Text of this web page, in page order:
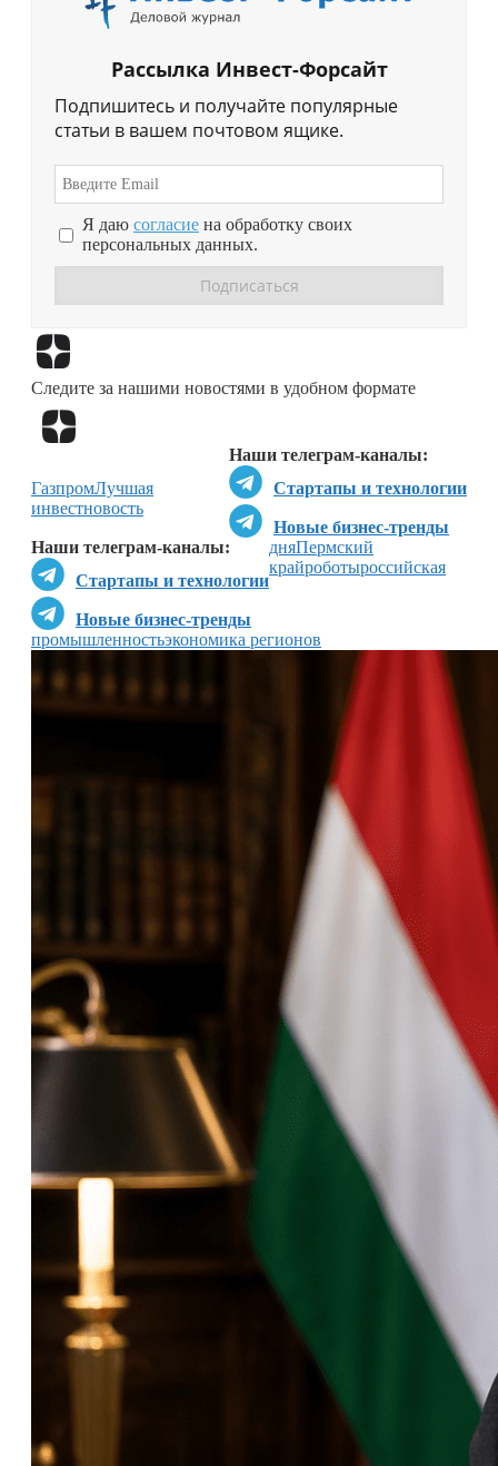
Рассылка Инвест-Форсайт
Подпишитесь и получайте популярные
статьи в вашем почтовом ящике.
Я даю согласие на обработку своих
персональных данных.
Следите за нашими новостями в удобном формате
Наши телеграм-каналы:
Стартапы и технологии
Новые бизнес-тренды
Наши телеграм-каналы:
Стартапы и технологии
Новые бизнес-тренды
ГазпромЛучшая
инвестновость
дняПермский
крайроботыроссийская
промышленностьэкономика регионов